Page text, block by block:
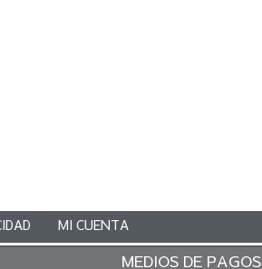
MI CUENTA
MEDIOS DE PAGOS